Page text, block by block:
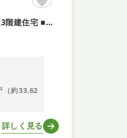
【駐車2台可能×4LDKのゆとりある住まい！即内覧可！■全居室収納完備で広々とした木造3階建住宅 ■南西向きで陽当り・通風良好な快適空間 ■浴室1.6m以上や2箇所のトイレなど設備も充実
（約33.62
詳しく見る